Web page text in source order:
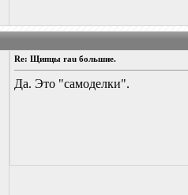
Re: Щипцы rau большие.
Да. Это "самоделки".